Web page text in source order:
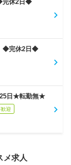
完休2日◆
◆完休2日◆
日★転勤無★
迎
メ求人